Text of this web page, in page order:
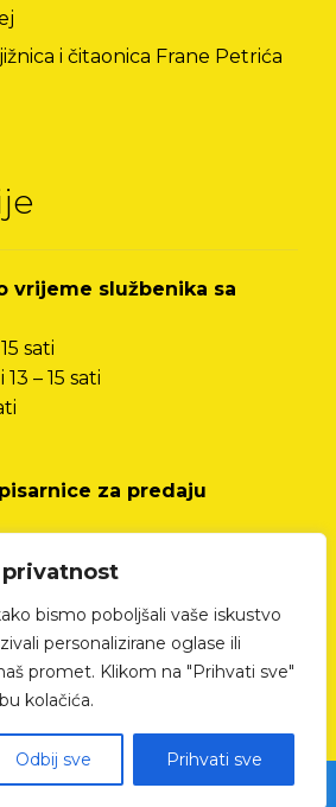
bismo poboljšali vaše iskustvo
personalizirane oglase ili
promet. Klikom na "Prihvati sve"
kolačića.
Odbij sve Prihvati sve
i čitaonica Frane Petrića
vrijeme službenika sa
sati
– 15 sati
za predaju
| Izrada web stranica - kTdizajn